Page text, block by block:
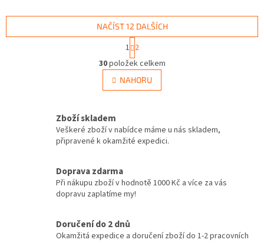
O
v
l
á
c
í
p
k
y
i
NAČÍST 12 DALŠÍCH
t
r
á
n
k
n
í
1 2
30položek celkem
NAHORU
Zboží skladem
Veškeré zboží v nabídce máme u nás skladem,
připravené k okamžité expedici.
Doprava zdarma
Při nákupu zboží v hodnotě 1000 Kč a více za vás
dopravu zaplatíme my!
Doručení do 2 dnů
Okamžitá expedice a doručení zboží do 1-2 pracovních